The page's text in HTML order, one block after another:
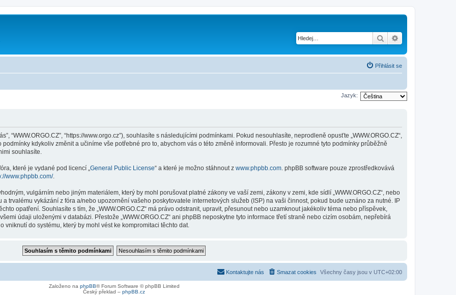
Hledat
Přihlásit se
Jazyk:
“WWW.ORGO.CZ”, “https://www.orgo.cz”), souhlasíte s následujícími podmínkami. Pokud nesouhlasíte, neprodleně opusťte „WWW.ORGO.CZ“,
kdykoliv změnit a učiníme vše potřebné pro to, abychom vás o této změně informovali. Přesto je rozumné tyto podmínky průběžně
souhlasíte.
které je vydané pod licencí „General Public License“ a které je možno stáhnout z www.phpbb.com. phpBB software pouze zprostředkovává
www.phpbb.com/.
vulgárním nebo jiným materiálem, který by mohl porušovat platné zákony ve vaší zemi, zákony v zemi, kde sídlí „WWW.ORGO.CZ“, nebo
trvalému vykázání z fóra a/nebo upozornění vašeho poskytovatele internetových služeb (ISP) na vaši činnost, pokud bude uznáno za nutné. IP
opatření. Souhlasíte s tím, že „WWW.ORGO.CZ“ má právo odstranit, upravit, přesunout nebo uzamknout jakékoliv téma nebo příspěvek,
údaji uloženými v databázi. Přestože „WWW.ORGO.CZ“ ani phpBB neposkytne tyto informace třetí straně nebo cizím osobám, nepřebírá
vniknutí do systému, který by mohl vést ke kompromitaci těchto dat.
Všechny časy jsou v UTC+02:00
Smazat cookies
Kontaktujte nás
Založeno na phpBB® Forum Software © phpBB Limited
Český překlad – phpBB.cz